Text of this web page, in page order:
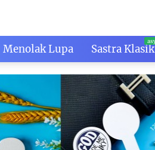
Menolak Lupa Sastra Klasik